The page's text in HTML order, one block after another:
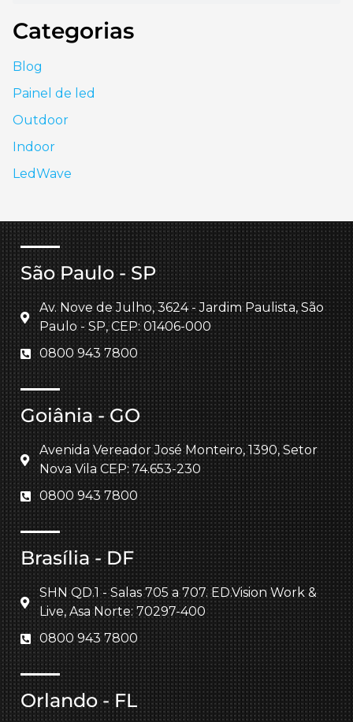
Categorias
Blog
Painel de led
Outdoor
Indoor
LedWave
São Paulo - SP
Av. Nove de Julho, 3624 - Jardim Paulista, São
Paulo - SP, CEP: 01406-000
0800 943 7800
Goiânia - GO
Avenida Vereador José Monteiro, 1390, Setor
Nova Vila CEP: 74.653-230
0800 943 7800
Brasília - DF
SHN QD.1 - Salas 705 a 707. ED.Vision Work &
Live, Asa Norte: 70297-400
0800 943 7800
Orlando - FL